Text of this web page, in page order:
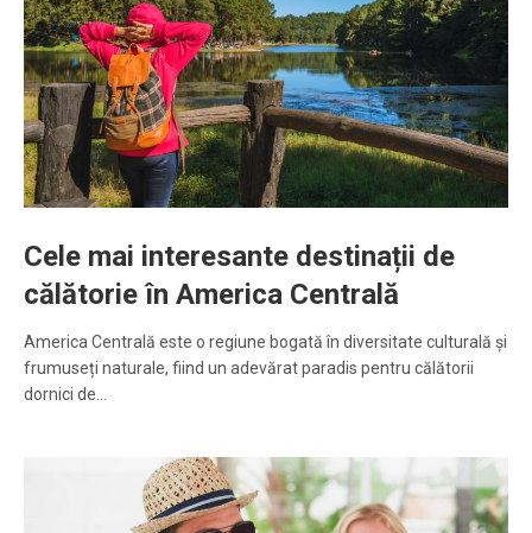
Cele mai interesante destinații de
călătorie în America Centrală
America Centrală este o regiune bogată în diversitate culturală și
frumuseți naturale, fiind un adevărat paradis pentru călătorii
dornici de…